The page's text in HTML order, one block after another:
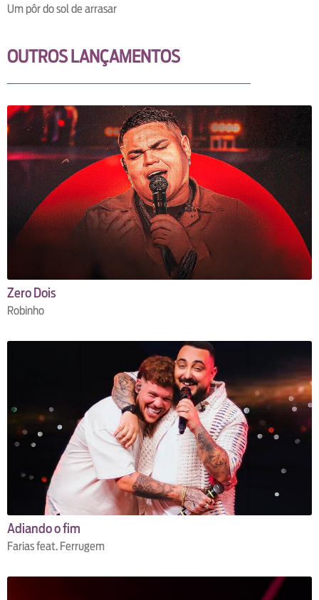
Um pôr do sol de arrasar
OUTROS LANÇAMENTOS
Zero Dois
Robinho
Adiando o fim
Farias feat. Ferrugem